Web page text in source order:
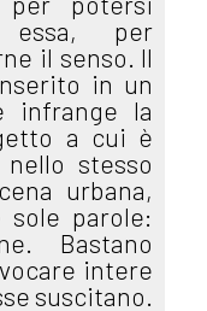
per
il senso. Il
in un
infrange la
a cui è
stesso
urbana,
sole parole:
Bastano
intere
suscitano.